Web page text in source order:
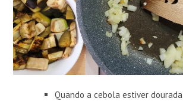
Quando a cebola estiver